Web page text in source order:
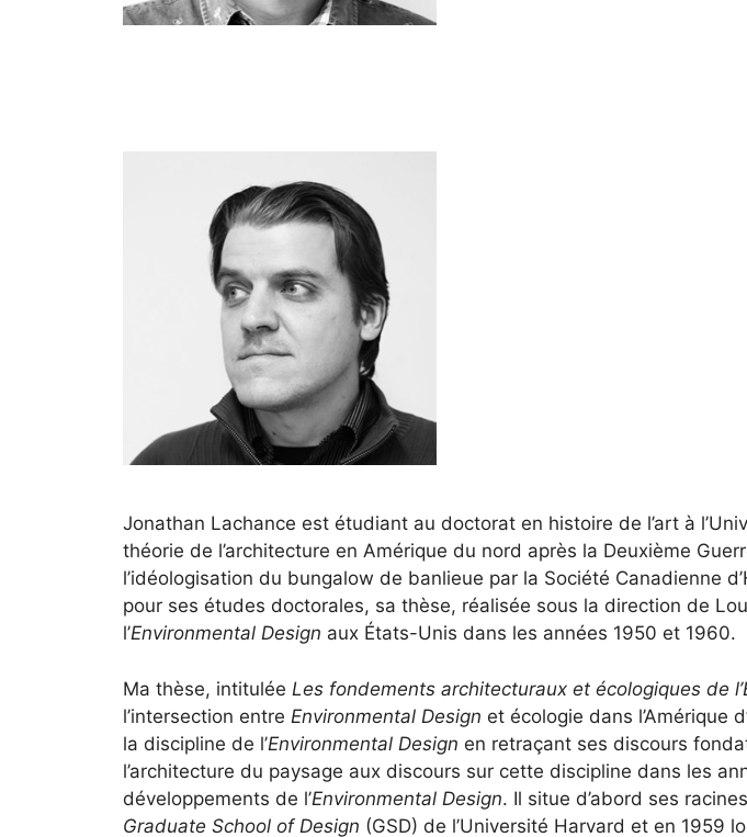
Jonathan Lachance est étudiant au doctorat en histoire de l’art à
théorie de l’architecture en Amérique du nord après la Deuxième
l’idéologisation du bungalow de banlieue par la Société Canadienne
pour ses études doctorales, sa thèse, réalisée sous la direction de
l’Environmental Design aux États-Unis dans les années 1950 et 1960.
Ma thèse, intitulée Les fondements architecturaux et écologiques de
l’intersection entre Environmental Design et écologie dans l’Amérique
la discipline de l’Environmental Design en retraçant ses discours
l’architecture du paysage aux discours sur cette discipline dans les
développements de l’Environmental Design. Il situe d’abord ses
Graduate School of Design (GSD) de l’Université Harvard et en 1959